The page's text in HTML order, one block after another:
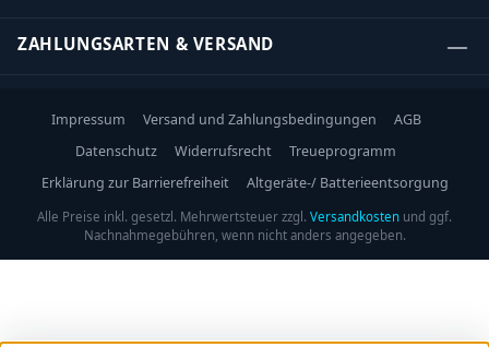
ZAHLUNGSARTEN & VERSAND
Impressum Versand und Zahlungsbedingungen
AGB
Datenschutz
Widerrufsrecht
Treueprogramm
Erklärung zur Barrierefreiheit
Altgeräte-/ Batterieentsorgung
Alle Preise inkl. gesetzl. Mehrwertsteuer zzgl. Versandkosten und ggf.
Nachnahmegebühren, wenn nicht anders angegeben.